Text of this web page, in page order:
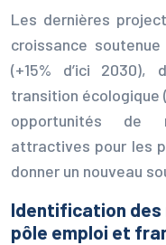
Les dernières
croissance
(+15% d’ici
transition écologique
opportunités de
attractives pour les
donner un nouveau
Identification des
pôle emploi et